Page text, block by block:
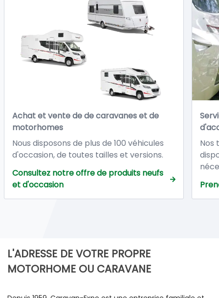
Achat et vente de de caravanes et de
motorhomes
Nous disposons de plus de 100 véhicules
d'occasion, de toutes tailles et versions.
Tous nos véhicules d'occasion sont vendus
avec : Garantie totale de 12 mois à
compter de la date de livraison dans nos
ateliers.
Consultez notre offre de produits neufs
et d'occasion
Nos
L'ADRESSE DE VOTRE PROPRE
MOTORHOME OU CARAVANE